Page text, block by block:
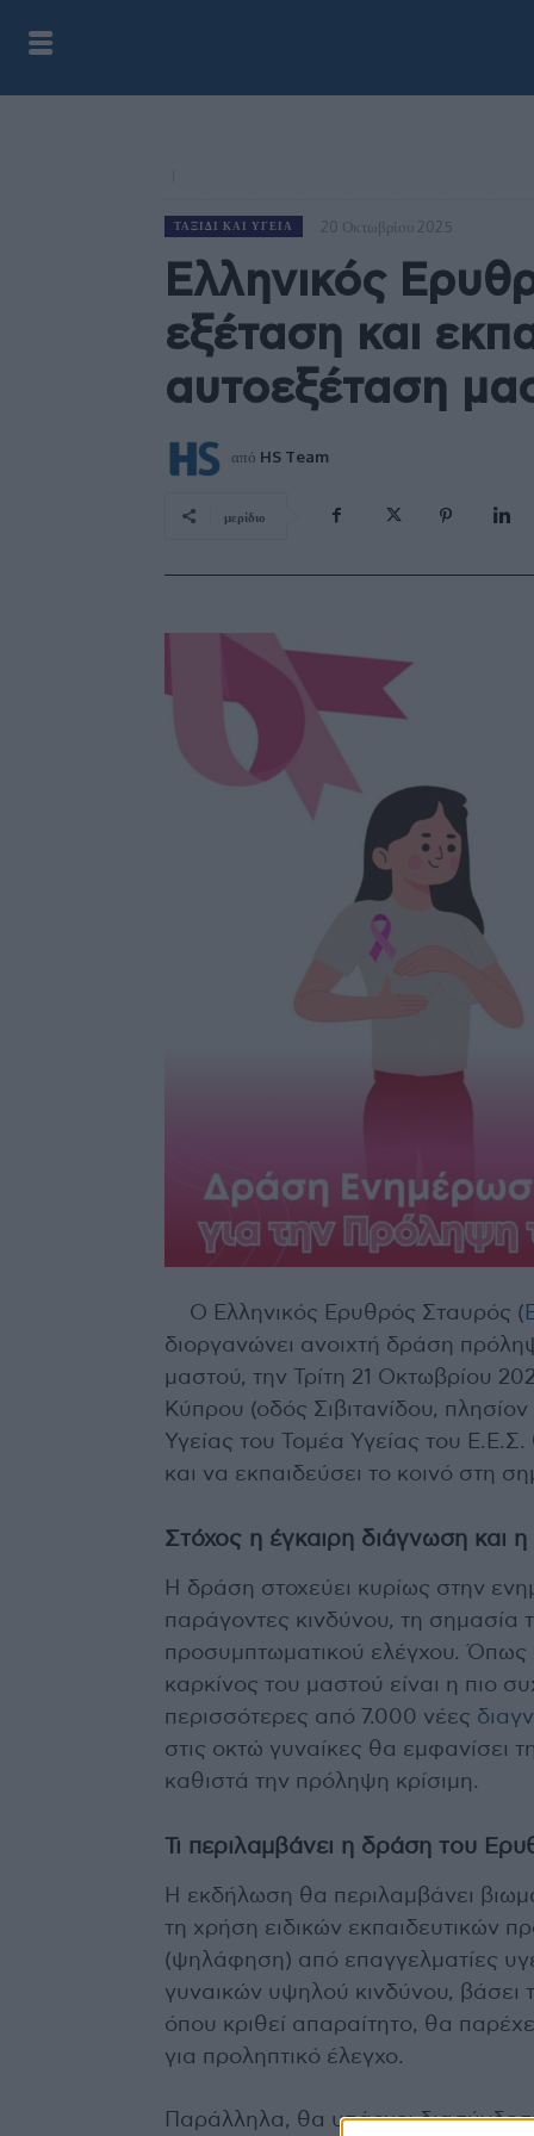
ΤΑΞΊΔΙ ΚΑΙ ΥΓΕΊΑ 20 Οκτωβρίου 2025
Ελληνικός
εξέταση και
αυτοεξέταση
από HS Team
μερίδιο
Ο Ελληνικός Ερυθρός Σταυρός (
διοργανώνει ανοιχτή δράση
μαστού, την Τρίτη 21 Οκτωβρίου
Κύπρου (οδός Σιβιτανίδου,
Υγείας του Τομέα Υγείας του Ε.Ε.Σ.
και να εκπαιδεύσει το κοινό στη
Στόχος η έγκαιρη διάγνωση και
Η δράση στοχεύει κυρίως στην
παράγοντες κινδύνου, τη σημασία
προσυμπτωματικού ελέγχου. Όπως
καρκίνος του μαστού είναι η πιο
περισσότερες από 7.000 νέες
στις οκτώ γυναίκες θα εμφανίσει
καθιστά την πρόληψη κρίσιμη.
Τι περιλαμβάνει η δράση του
Η εκδήλωση θα περιλαμβάνει
τη χρήση ειδικών εκπαιδευτικών
(ψηλάφηση) από επαγγελματίες
γυναικών υψηλού κινδύνου, βάσει
όπου κριθεί απαραίτητο, θα
για προληπτικό έλεγχο.
Παράλληλα, θα υπάρχει